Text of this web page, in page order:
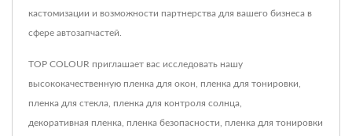
кастомизации и возможности партнерства для вашего бизнеса в
сфере автозапчастей.
TOP COLOUR приглашает вас исследовать нашу
высококачественную пленка для окон пленка для тонировки
пленка для стекла пленка для контроля солнца
декоративная пленка пленка безопасности пленка для тонировки